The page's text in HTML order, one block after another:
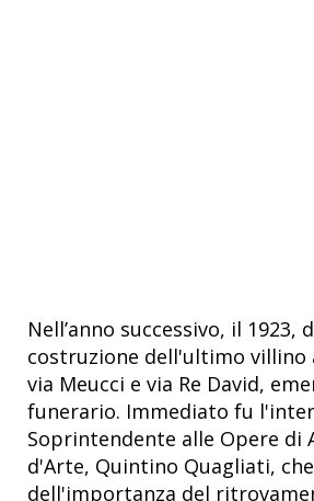
Nell’anno successivo, il 1923,
costruzione dell'ultimo villino
via Meucci e via Re David,
funerario. Immediato fu
Soprintendente alle Opere di
d'Arte, Quintino Quagliati,
dell'importanza del